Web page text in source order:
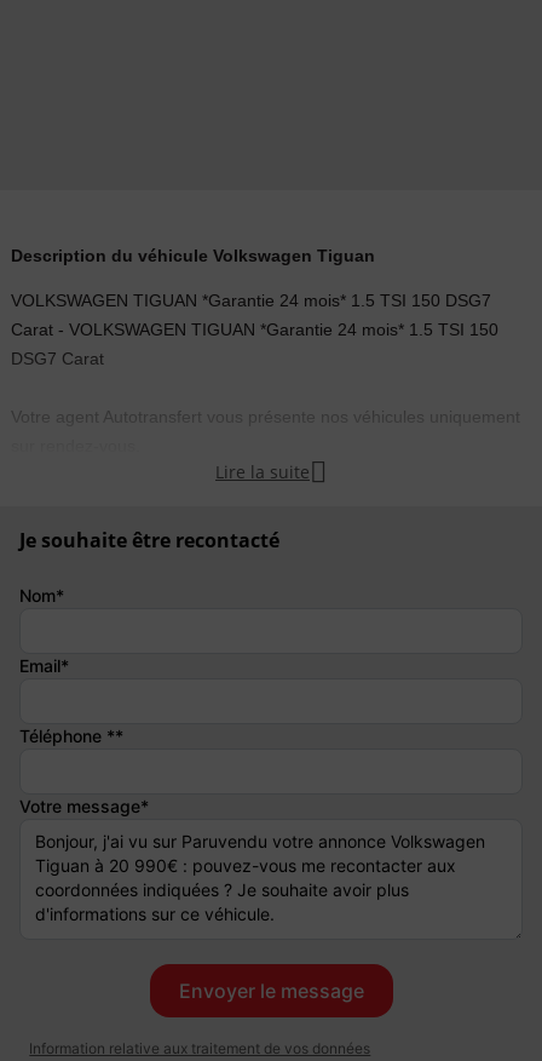
Description du véhicule Volkswagen Tiguan
VOLKSWAGEN TIGUAN *Garantie 24 mois* 1.5 TSI 150 DSG7
Carat - VOLKSWAGEN TIGUAN *Garantie 24 mois* 1.5 TSI 150
DSG7 Carat
Votre agent Autotransfert vous présente nos véhicules uniquement
ASSIMILÉE CONSTRUCTEUR, ET VALABLE DANS TOUTE
- FINANCEMENT
- GARANTIE JUSQU'A 60 MOIS
- LIVRAISON DANS TOUTE LA FRANCE
- VIDÉO VISIBLE SUR NOTRE SITE WEB AUTOTRANSFERT
- RAPPORT D'INSPECTION ET CARNET D'ENTRETIEN SUR
NOTRE SITE WEB
Lire la suite 
Je souhaite être recontacté
Nom*
Email*
Téléphone **
Votre message*
Information relative aux traitement de vos données